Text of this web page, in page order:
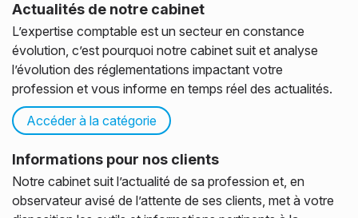
Équipes
Recrutement
Social - RH
Création d'entreprise
Patrimoine
TPE et entrepreneurs
PME et ETI
Professions libérales
Associations
Agriculteurs
Actualités
Actualités
M'informer sur mon secteur
Guide de la création d'entreprise
Échéanciers
Blog
Contact
Actualités de notre cabinet
L’expertise comptable est un secteur en constance
évolution, c’est pourquoi notre cabinet suit et analyse
l’évolution des réglementations impactant votre
profession et vous informe en temps réel des actualités.
Accéder à la catégorie
Informations pour nos clients
Notre cabinet suit l’actualité de sa profession et, en
observateur avisé de l’attente de ses clients, met à votre